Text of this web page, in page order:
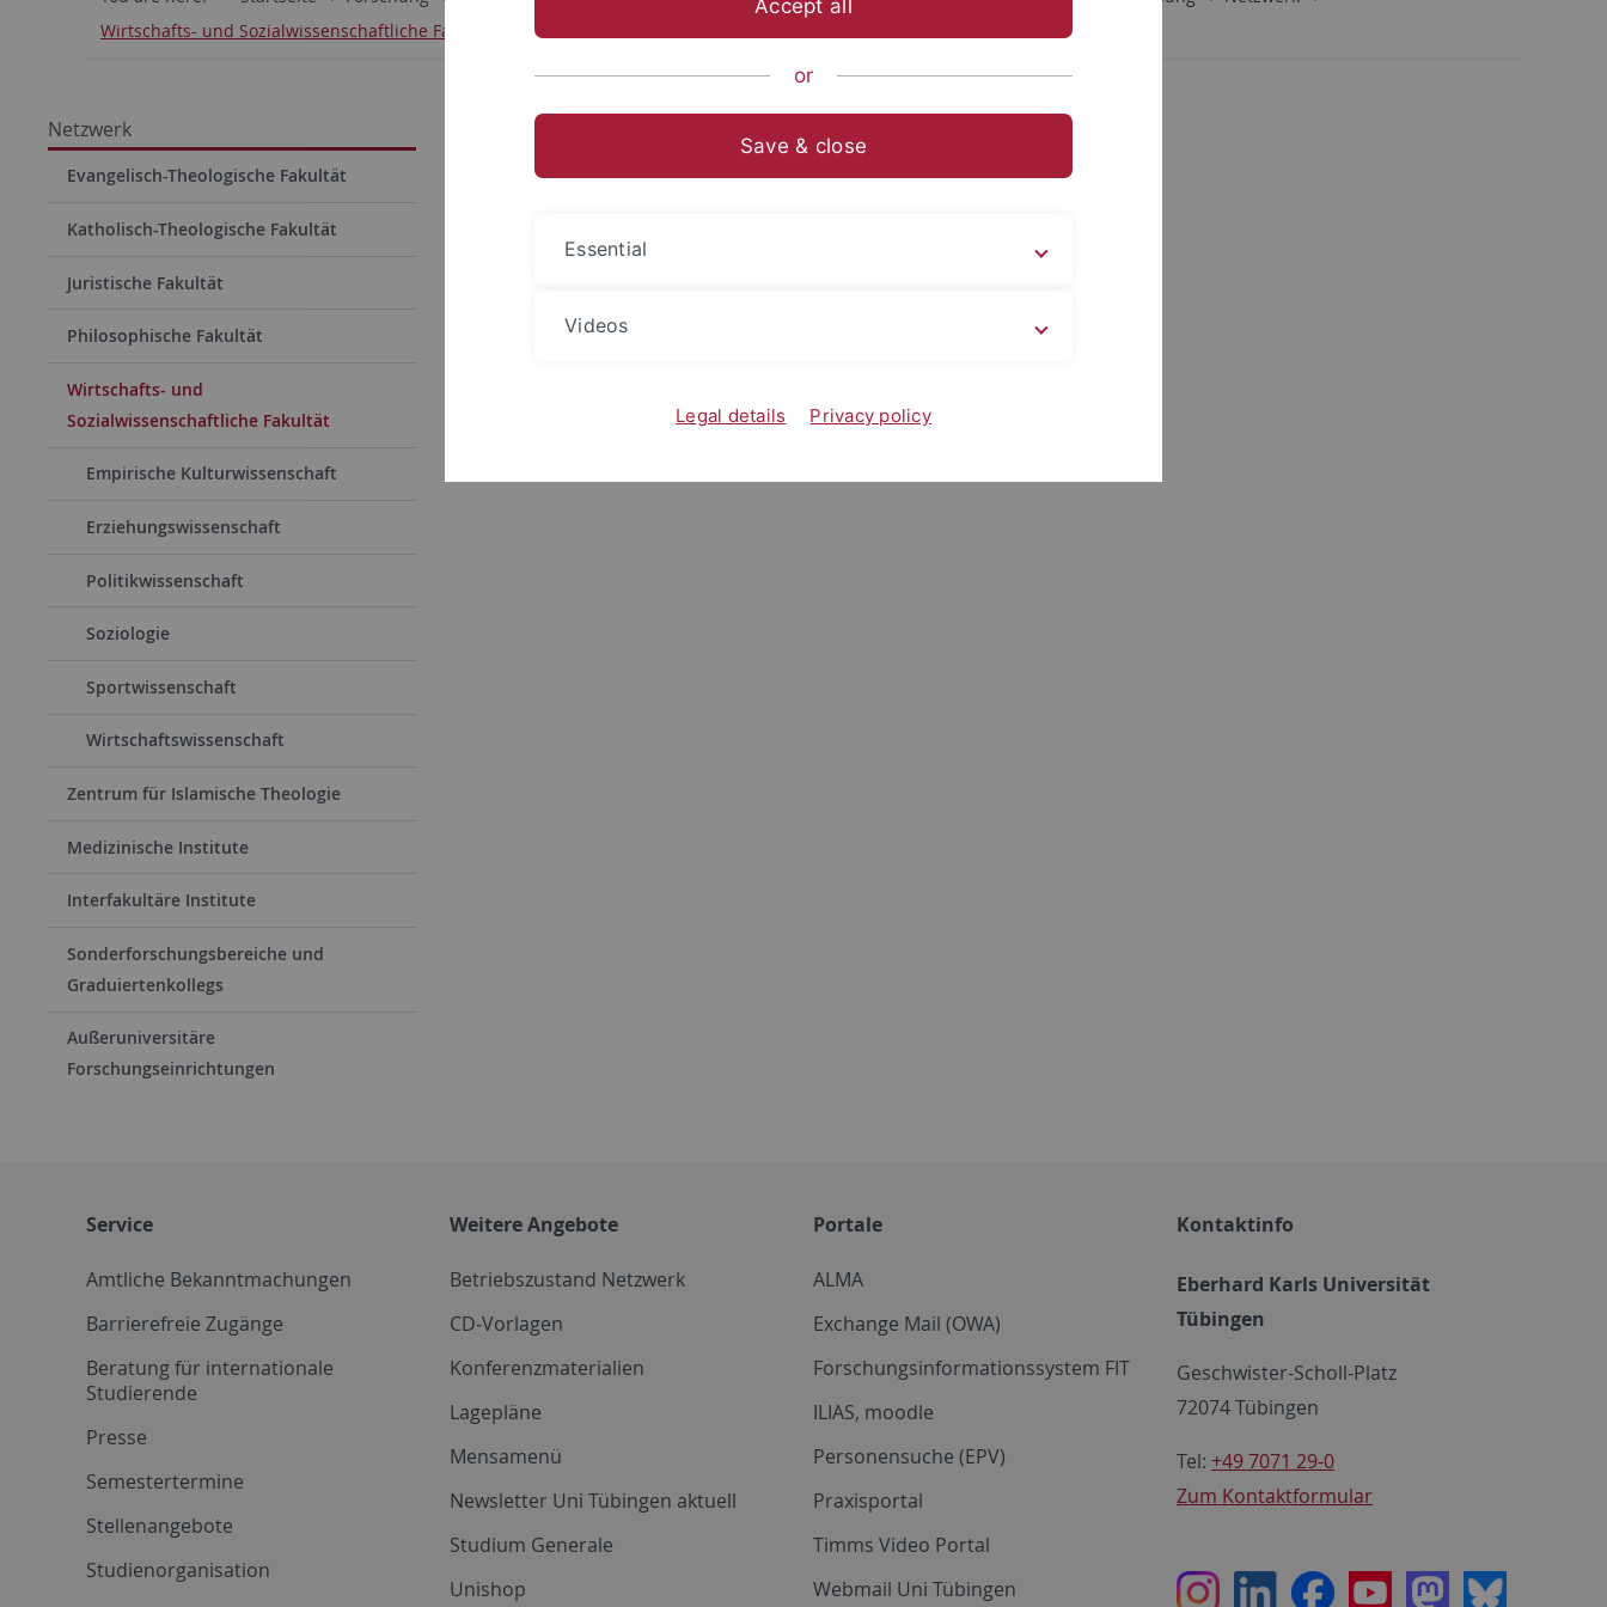
Wirtschafts- und Sozialwissenschaftliche Fakultät
Netzwerk
Evangelisch-Theologische Fakultät
Katholisch-Theologische Fakultät
Juristische Fakultät
Philosophische Fakultät
Wirtschafts- und
Sozialwissenschaftliche Fakultät
Empirische Kulturwissenschaft
Erziehungswissenschaft
Politikwissenschaft
Soziologie
Sportwissenschaft
Wirtschaftswissenschaft
Zentrum für Islamische Theologie
Medizinische Institute
Interfakultäre Institute
Sonderforschungsbereiche und
Graduiertenkollegs
Außeruniversitäre
Forschungseinrichtungen
Service
Amtliche Bekanntmachungen
Barrierefreie Zugänge
Beratung für internationale
Studierende
Presse
Semestertermine
Stellenangebote
Studienorganisation
Weitere Angebote
Betriebszustand Netzwerk
CD-Vorlagen
Konferenzmaterialien
Lagepläne
Mensamenü
Newsletter Uni Tübingen aktuell
Studium Generale
Unishop
Portale
ALMA
Exchange Mail (OWA)
Forschungsinformationssystem FIT
ILIAS, moodle
Personensuche (EPV)
Praxisportal
Timms Video Portal
Webmail Uni Tübingen
Kontaktinfo
Eberhard Karls Universität
Tübingen
Geschwister-Scholl-Platz
72074 Tübingen
Tel: +49 7071 29-0
Zum Kontaktformular
InstagramLinkedInFacebookYoutubeMastodon
Bluesky
Accept all
or
Save & close
Essential
Videos
Legal details Privacy policy